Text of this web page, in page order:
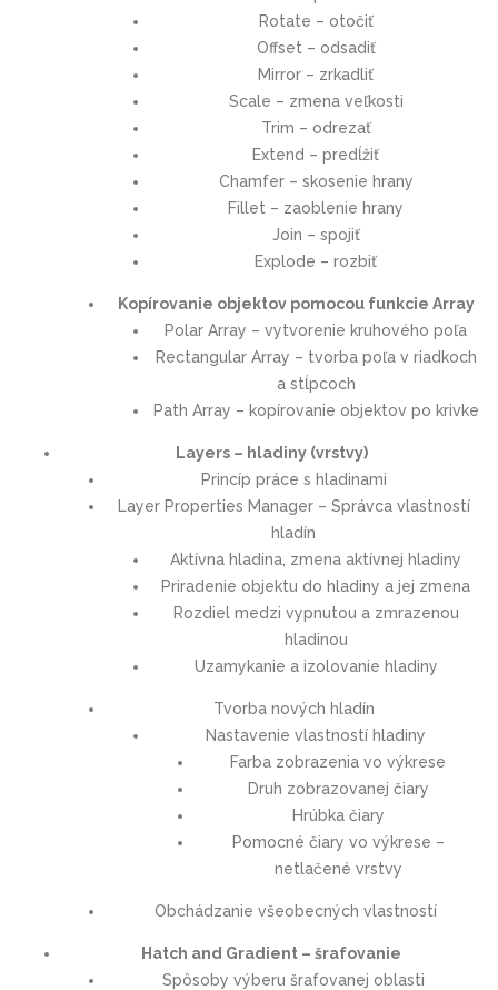
Rotate – otočiť
Offset – odsadiť
Mirror – zrkadliť
Scale – zmena veľkosti
Trim – odrezať
Extend – predĺžiť
Chamfer – skosenie hrany
Fillet – zaoblenie hrany
Join – spojiť
Explode – rozbiť
Kopírovanie objektov pomocou funkcie Array
Polar Array – vytvorenie kruhového poľa
Rectangular Array – tvorba poľa v riadkoch
a stĺpcoch
Path Array – kopírovanie objektov po krivke
Layers – hladiny (vrstvy)
Princíp práce s hladinami
Layer Properties Manager – Správca vlastností
hladín
Aktívna hladina, zmena aktívnej hladiny
Priradenie objektu do hladiny a jej zmena
Rozdiel medzi vypnutou a zmrazenou
hladinou
Uzamykanie a izolovanie hladiny
Tvorba nových hladín
Nastavenie vlastností hladiny
Farba zobrazenia vo výkrese
Druh zobrazovanej čiary
Hrúbka čiary
Pomocné čiary vo výkrese –
netlačené vrstvy
Obchádzanie všeobecných vlastností
Hatch and Gradient – šrafovanie
Spôsoby výberu šrafovanej oblasti